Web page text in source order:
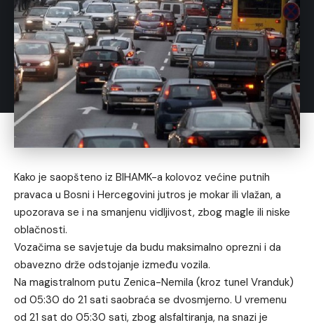
Kako je saopšteno iz BIHAMK-a kolovoz većine putnih
pravaca u Bosni i Hercegovini jutros je mokar ili vlažan, a
upozorava se i na smanjenu vidljivost, zbog magle ili niske
oblačnosti.
Vozačima se savjetuje da budu maksimalno oprezni i da
obavezno drže odstojanje između vozila.
Na magistralnom putu Zenica-Nemila (kroz tunel Vranduk)
od 05:30 do 21 sati saobraća se dvosmjerno. U vremenu
od 21 sat do 05:30 sati, zbog alsfaltiranja, na snazi je